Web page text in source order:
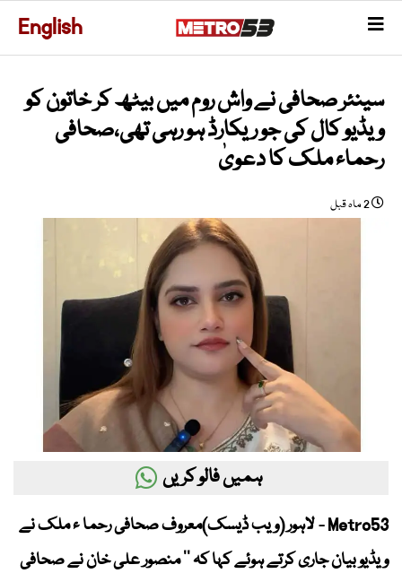
English
سینئر صحافی نے واش روم میں بیٹھ کر خاتون کو
ویڈیو کال کی جو ریکارڈ ہو رہی تھی،صحافی
رحماء ملک کا دعویٰ
2 ماہ قبل
ہمیں فالو کریں
Metro53 - لاہور (ویب ڈیسک)معروف صحافی رحما ء ملک نے
ویڈیو بیان جاری کرتے ہوئے کہا کہ ’’ منصور علی خان نے صحافی